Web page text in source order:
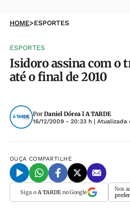
HOME>ESPORTES
ESPORTES
Isidoro assina com o
até o final de 2010
Por Daniel Dórea l A TARDE
16/12/2009 - 20:33 h | Atualizada
OUÇA COMPARTILHE
Siga o A TARDEno Google Nos